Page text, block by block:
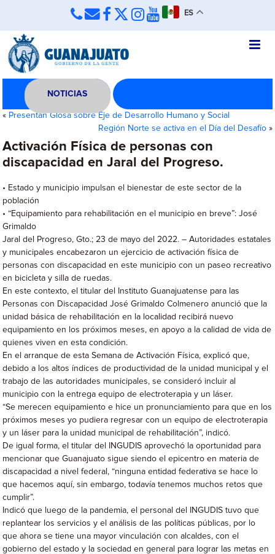
ES
NOTICIAS
« Presentan Glosa sobre Eje de Desarrollo Humano y Social
Región Norte se activa en el Día del Desafío»
Activación Física de personas con
discapacidad en Jaral del Progreso.
• Estado y municipio impulsan el bienestar de este sector de la
población
• “Equipamiento para rehabilitación en el municipio en breve”: José
Grimaldo
Jaral del Progreso, Gto.; 23 de mayo del 2022. – Autoridades estatales
y municipales encabezaron un ejercicio de activación física de
personas con discapacidad en este municipio con un paseo recreativo
en bicicleta y silla de ruedas.
En este contexto, el titular del Instituto Guanajuatense para las
Personas con Discapacidad José Grimaldo Colmenero anunció que la
unidad básica de rehabilitación en la localidad recibirá nuevo
equipamiento en los próximos meses, en apoyo a la calidad de vida de
quienes viven en esta condición.
En el arranque de esta Semana de Activación Física, explicó que,
debido a los altos índices de productividad de la unidad municipal y el
trabajo de las autoridades municipales, se consideró incluir al
municipio con la entrega equipo de electroterapia y un láser.
“Se merecen equipamiento e hice un pronunciamiento para que en los
próximos meses yo pudiera regresar con un equipo de electroterapia
y un láser para la unidad municipal de rehabilitación”, indicó.
De igual forma, el titular del INGUDIS aprovechó la oportunidad para
mencionar que Guanajuato sigue siendo el epicentro en materia de
discapacidad a nivel federal, “ninguna entidad federativa se hace lo
que hacemos aquí, sin embargo, todavía tenemos muchos retos que
cumplir”.
Indicó que luego de la pandemia, el personal del INGUDIS tuvo que
replantear los servicios y el análisis de las políticas públicas, por lo
que ahora se tiene una mayor vinculación con alcaldes, con el
gobierno del estado y la sociedad en general para lograr las metas en